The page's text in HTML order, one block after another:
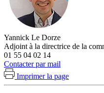
Yannick Le Dorze
Adjoint à la directrice de la
01 55 04 02 14
Contacter par mail
Imprimer la page